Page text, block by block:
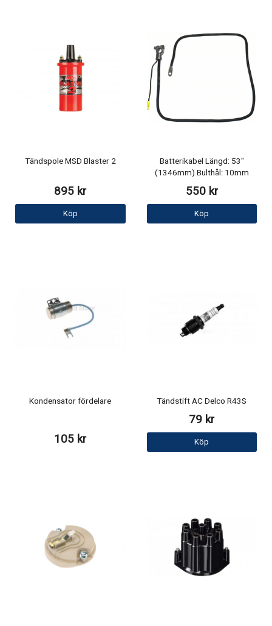
Tändspole MSD Blaster 2
895 kr
Köp
Batterikabel Längd: 53"
(1346mm) Bulthål: 10mm
550 kr
Köp
Kondensator fördelare
105 kr
Tändstift AC Delco R43S
79 kr
Köp